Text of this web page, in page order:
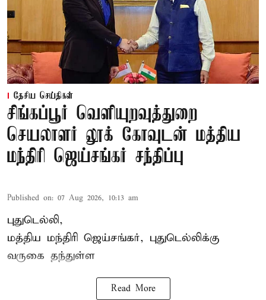
தேசிய செய்திகள்
சிங்கப்பூர் வெளியுறவுத்துறை
செயலாளர் லூக் கோவுடன் மத்திய
மந்திரி ஜெய்சங்கர் சந்திப்பு
Published on: 07 Aug 2026, 10:13 am
புதுடெல்லி,
மத்திய மந்திரி ஜெய்சங்கர், புதுடெல்லிக்கு
வருகை தந்துள்ள
Read More